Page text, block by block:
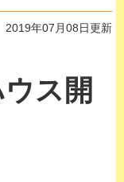
2019年07月08日更新
ス開